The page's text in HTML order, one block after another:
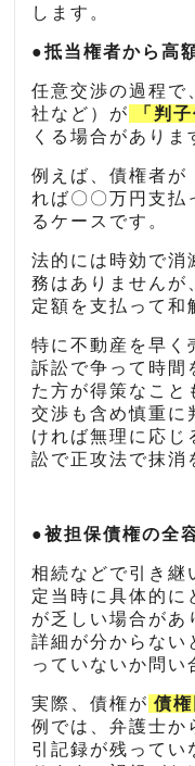
します。
●抵当権者から高
任意交渉の過程で
社など）が
「判子
くる場合がありま
例えば、債権者が
れば〇〇万円支払
るケースです。
法的には時効で消
務はありませんが
定額を支払って和
特に不動産を早く
訴訟で争って時間
た方が得策なこと
交渉も含め慎重に
ければ無理に応じ
訟で正攻法で抹消
●被担保債権の全
相続などで引き継
定当時に具体的に
が乏しい場合があ
詳細が分からない
っていないか問い
実際、債権が 債
例では、弁護士か
引記録が残ってい